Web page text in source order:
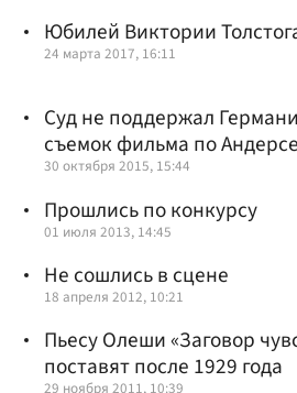
Юбилей Виктории
24 марта 2017, 16:11
Суд не поддержал
съемок фильма по
30 октября 2015, 15:44
Прошлись по конкурсу
01 июля 2013, 14:45
Не сошлись в сцене
18 апреля 2012, 10:21
Пьесу Олеши «Заговор
поставят после 1929 года
29 ноября 2011, 10:39